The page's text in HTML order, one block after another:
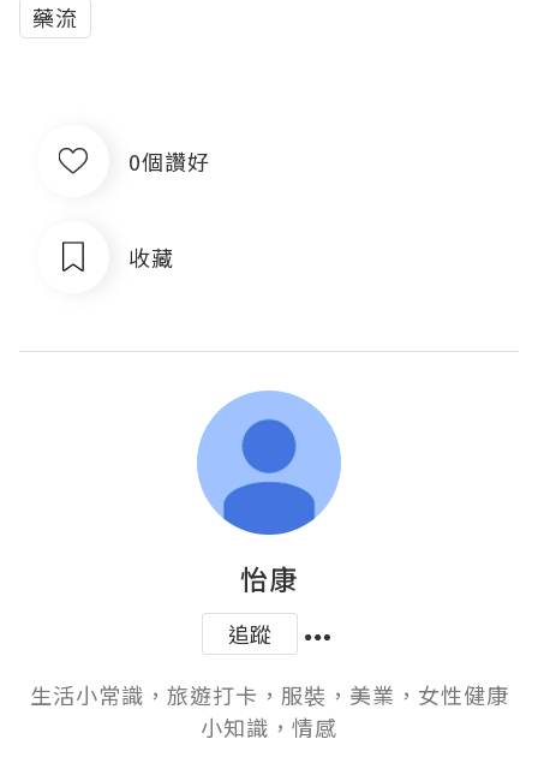
藥流
0個讚好
收藏
怡康
追蹤
生活小常識，旅遊打卡，服裝，美業，女性健康
小知識，情感